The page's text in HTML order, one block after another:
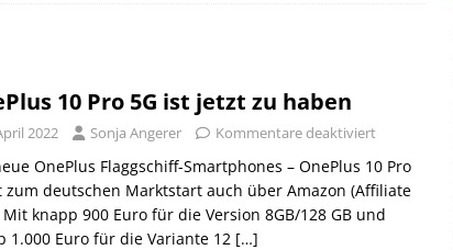
von Lunartec: Großes LED-Display trifft auf bunte
Back to School 2026 startet am 17. August ALLGEMEIN
10 Pro 5G ist jetzt zu haben
2022 Sonja Angerer Kommentare deaktiviert
OnePlus Flaggschiff-Smartphones – OnePlus 10 Pro
zum deutschen Marktstart auch über Amazon (Affiliate
Mit knapp 900 Euro für die Version 8GB/128 GB und
1.000 Euro für die Variante 12 […]